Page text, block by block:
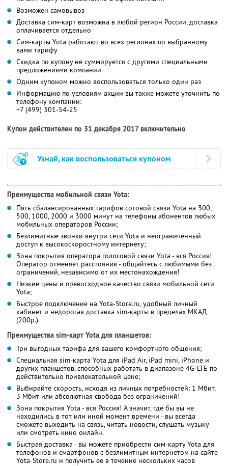
Возможен самовывоз
Доставка сим-карт возможна в любой регион России, доставка
оплачивается отдельно
Сим-карты Yota работают во всех регионах по выбранному
вами тарифу
Скидка по купону не суммируется с другими специальными
предложениями компании
Одним купоном можно воспользоваться только один раз
Информацию по условиям акции вы также можете уточнить по
телефону компании:
+7 (499) 301-54-25
Купон действителен по 31 декабря 2017 включительно
Узнай, как воспользоваться купоном
Преимущества мобильной связи Yota:
Пять сбалансированных тарифов сотовой связи Yota на 300,
500, 1000, 2000 и 3000 минут на телефоны абонентов любых
мобильных операторов России;
Безлимитные звонки внутри сети Yota и неограниченный
доступ к высокоскоростному интернету;
Зона покрытия оператора голосовой связи Yota - вся Россия!
Оператор отменяет расстояния - общайтесь с любимыми без
ограничений, независимо от их местонахождения!
Низкие цены и превосходное качество связи мобильной сети
Yota;
Быстрое подключение на Yota-Store.ru, удобный личный
кабинет и недорогая доставка sim-карты в пределах МКАД
(200р.).
Преимущества sim-карт Yota для планшетов:
Три выгодных тарифа для вашего комфортного общения;
Специальная sim-карта Yota для iPad Air, iPad mini, iPhone и
других планшетов, способных работать в диапазоне 4G-LTE по
действительно привлекательной цене;
Выбирайте скорость, исходя из личных потребностей: 1 Мбит,
3 Мбит или абсолютная свобода без ограничений!
Зона покрытия Yota - вся Россия! А значит, где бы вы не
находились в тот или иной момент времени - вы всегда
сможете выходить на связь, читать новости, слушать музыку
или смотреть кино онлайн.
Быстрая доставка - вы можете приобрести сим-карту Yota для
телефонов и смартфонов с безлимитным интернетом на сайте
Yota-Store.ru и получить ее в течение нескольких часов